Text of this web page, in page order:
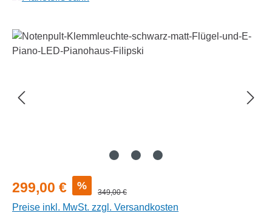
Bildergalerie überspringen
Verkaufspreis:
299,00 € % Regulärer Preis:
349,00 €
Preise inkl. MwSt. zzgl. Versandkosten